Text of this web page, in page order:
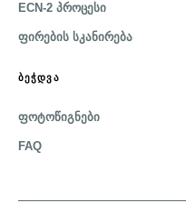
ECN-2 პროცესი
ფირების სკანირება
ᲑᲔᲭᲓᲕᲐ
ფოტოწიგნები
FAQ